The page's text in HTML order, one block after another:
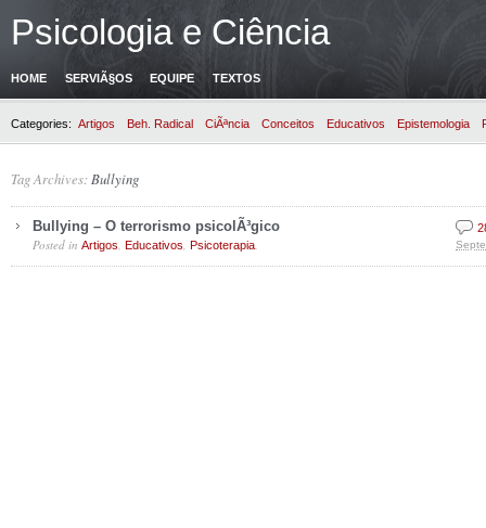
Psicologia e Ciência
HOME SERVIÃ§OS EQUIPE TEXTOS
Categories: Artigos Beh. Radical CiÃªncia Conceitos Educativos Epistemologia
Tag Archives: Bullying
Bullying – O terrorismo psicolÃ³gico
Posted in Artigos Educativos Psicoterapia